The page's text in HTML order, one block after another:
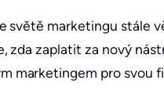
světě marketingu stále
zda zaplatit za nový
marketingem pro